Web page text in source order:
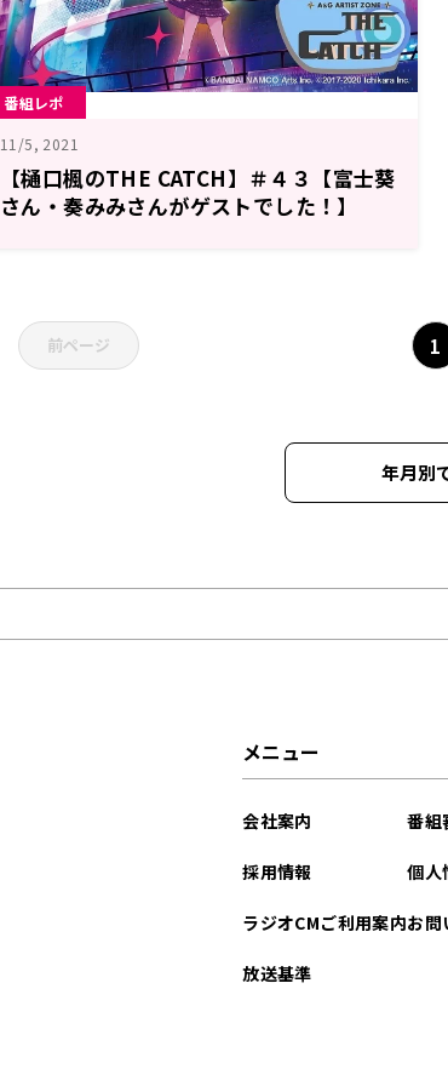
番組レポ
11/5, 2021
【樋口楓のTHE CATCH】＃４３【富士葵
さん・奏みみさんがゲストでした！】
前ページ 1
年月別
メニュー
会社案内
採用情報
ラジオCMご利用案内
放送基準
番組
個人
お問